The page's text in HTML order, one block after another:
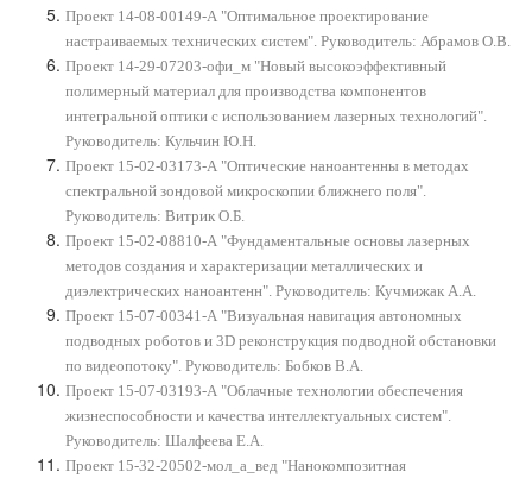
Проект 14-08-00149-А "Оптимальное проектирование
настраиваемых технических систем". Руководитель: Абрамов О.В.
Проект 14-29-07203-офи_м "Новый высокоэффективный
полимерный материал для производства компонентов
интегральной оптики с использованием лазерных технологий".
Руководитель: Кульчин Ю.Н.
Проект 15-02-03173-А "Оптические наноантенны в методах
спектральной зондовой микроскопии ближнего поля".
Руководитель: Витрик О.Б.
Проект 15-02-08810-А "Фундаментальные основы лазерных
методов создания и характеризации металлических и
диэлектрических наноантенн". Руководитель: Кучмижак А.А.
Проект 15-07-00341-А "Визуальная навигация автономных
подводных роботов и 3D реконструкция подводной обстановки
по видеопотоку". Руководитель: Бобков В.А.
Проект 15-07-03193-А "Облачные технологии обеспечения
жизнеспособности и качества интеллектуальных систем".
Руководитель: Шалфеева Е.А.
Проект 15-32-20502-мол_а_вед "Нанокомпозитная